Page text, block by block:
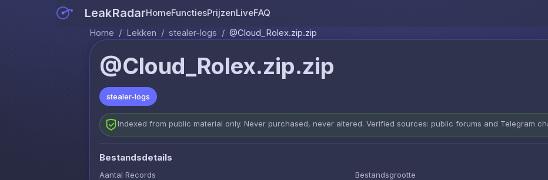
LeakRadarHomeFunctiesPrijzenLiveFAQ
Home / Lekken / stealer-logs / @Cloud_Rolex.zip.zip
@Cloud_Rolex.zip.zip
stealer-logs
Indexed from public material only. Never purchased, never altered. Verified sources: public forums and Telegram
Bestandsdetails
Aantal Records Bestandsgrootte